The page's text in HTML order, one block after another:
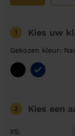
1 Kies uw
Gekozen kleur:
2 Kies een
XS: